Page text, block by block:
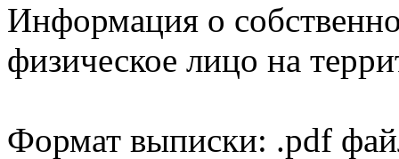
Информация о
физическое лицо на
Формат выписки: .pdf